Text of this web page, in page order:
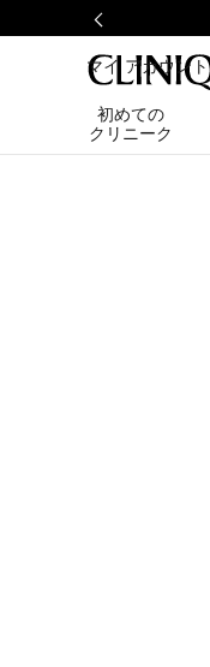
マイ アカウント
初めての
クリニーク